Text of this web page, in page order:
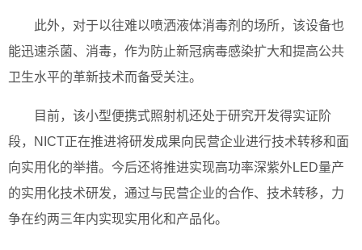
此外，对于以往难以喷洒液体消毒剂的场所，该设备也
能迅速杀菌、消毒，作为防止新冠病毒感染扩大和提高公共
卫生水平的革新技术而备受关注。
目前，该小型便携式照射机还处于研究开发得实证阶
段，NICT正在推进将研发成果向民营企业进行技术转移和面
向实用化的举措。今后还将推进实现高功率深紫外LED量产
的实用化技术研发，通过与民营企业的合作、技术转移，力
争在约两三年内实现实用化和产品化。